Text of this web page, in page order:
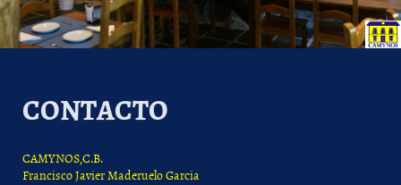
CONTACTO
CAMYNOS,C.B.
Francisco Javier Maderuelo Garcia